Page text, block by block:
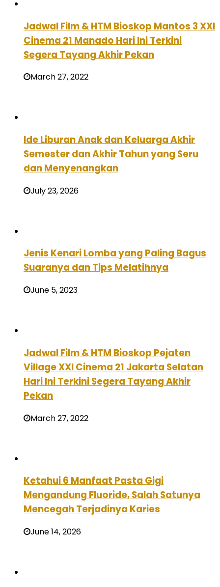
Jadwal Film & HTM Bioskop Mantos 3 XXI
Cinema 21 Manado Hari Ini Terkini
Segera Tayang Akhir Pekan
March 27, 2022
Ide Liburan Anak dan Keluarga Akhir
Semester dan Akhir Tahun yang Seru
dan Menyenangkan
July 23, 2026
Jenis Kenari Lomba yang Paling Bagus
Suaranya dan Tips Melatihnya
June 5, 2023
Jadwal Film & HTM Bioskop Pejaten
Village XXI Cinema 21 Jakarta Selatan
Hari Ini Terkini Segera Tayang Akhir
Pekan
March 27, 2022
Ketahui 6 Manfaat Pasta Gigi
Mengandung Fluoride, Salah Satunya
Mencegah Terjadinya Karies
June 14, 2026